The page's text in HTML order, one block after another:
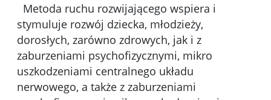
Metoda ruchu rozwijającego wspiera i
stymuluje rozwój dziecka, młodzieży,
dorosłych, zarówno zdrowych, jak i z
zaburzeniami psychofizycznymi, mikro
uszkodzeniami centralnego układu
nerwowego, a także z zaburzeniami